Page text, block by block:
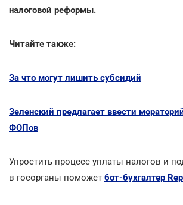
налоговой реформы.
Читайте также:
За что могут лишить субсидий
Зеленский предлагает ввести
ФОПов
Упростить процесс уплаты налогов и
в госорганы поможет бот-бухгалтер